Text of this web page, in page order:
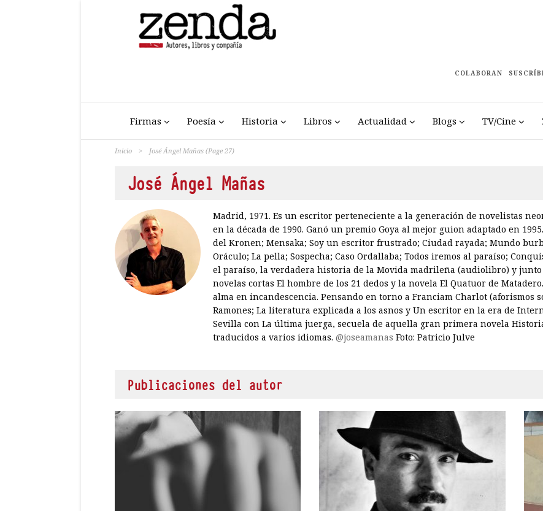
COLABORAN
Firmas Poesía Historia Libros Actualidad Blogs TV/Cine
Inicio > José Ángel Mañas (Page 27)
José Ángel Mañas
Madrid, 1971. Es un escritor perteneciente a la generación de novelistas
en la década de 1990. Ganó un premio Goya al mejor guion adaptado en
del Kronen; Mensaka; Soy un escritor frustrado; Ciudad rayada; Mundo
Oráculo; La pella; Sospecha; Caso Ordallaba; Todos iremos al paraíso;
el paraíso, la verdadera historia de la Movida madrileña (audiolibro) y
novelas cortas El hombre de los 21 dedos y la novela El Quatuor de
alma en incandescencia. Pensando en torno a Franciam Charlot (aforismos
Ramones; La literatura explicada a los asnos y Un escritor en la era de
Sevilla con La última juerga, secuela de aquella gran primera novela
traducidos a varios idiomas. @joseamanas Foto: Patricio Julve
Publicaciones del autor